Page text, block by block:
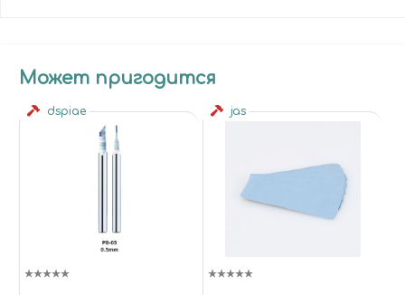
Может пригодится
dspiae jas